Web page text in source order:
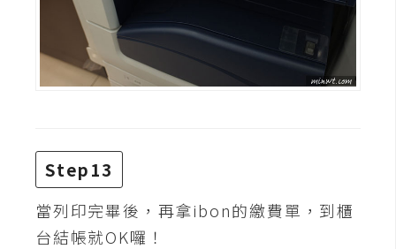
Step13
當列印完畢後，再拿ibon的繳費單，到櫃
台結帳就OK囉！